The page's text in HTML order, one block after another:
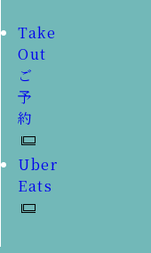
Take
Out
ご
予
約
Uber
Eats